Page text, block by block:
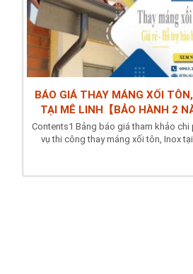
BÁO GIÁ THAY MÁNG XỐI
TẠI MÊ LINH【BẢO HÀNH 2
Contents1 Bảng báo giá tham khảo chi
vụ thi công thay máng xối tôn, Inox